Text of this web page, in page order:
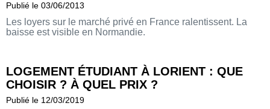
Publié le 03/06/2013
Les loyers sur le marché privé en France ralentissent. La
baisse est visible en Normandie.
LOGEMENT ÉTUDIANT À LORIENT : QUE
CHOISIR ? À QUEL PRIX ?
Publié le 12/03/2019